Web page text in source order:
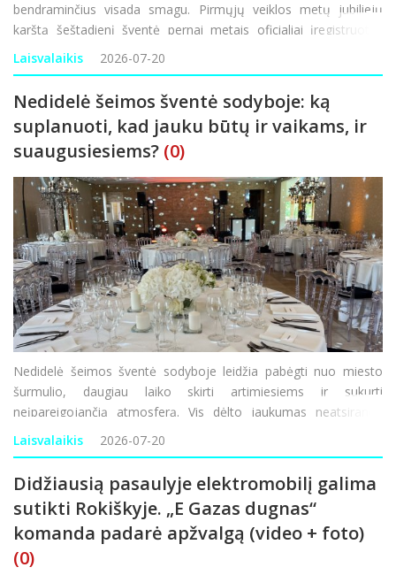
bendraminčius visada smagu. Pirmųjų veiklos metų jubiliejų
karštą šeštadienį šventė pernai metais oficialiai įregistruotas
paramos ir labdaros fondas „Gėrio glėbyje“, sunkiose situacijose
nepa
Laisvalaikis 2026-07-20
Nedidelė šeimos šventė sodyboje: ką
suplanuoti, kad jauku būtų ir vaikams, ir
suaugusiesiems? (0)
Nedidelė šeimos šventė sodyboje leidžia pabėgti nuo miesto
šurmulio, daugiau laiko skirti artimiesiems ir sukurti
neįpareigojančią atmosferą. Vis dėlto jaukumas neatsiranda
savaime. Kad gerai jaustųsi ir vaikai, ir suaugusieji, reikia
apgalvoti erdvę, šventės laiką, maist
Laisvalaikis 2026-07-20
Didžiausią pasaulyje elektromobilį galima
sutikti Rokiškyje. „E Gazas dugnas“
komanda padarė apžvalgą (video + foto)
(0)